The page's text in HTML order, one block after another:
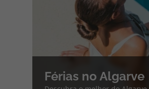
Férias no Algarve